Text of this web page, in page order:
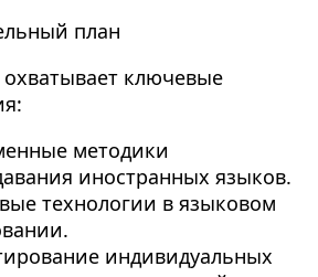
план
ключевые
методики
иностранных языков.
технологии в языковом
индивидуальных